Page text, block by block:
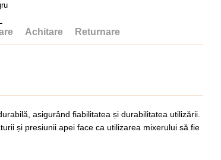
Achitare Returnare
asigurând fiabilitatea și durabilitatea utilizării.
și presiunii apei face ca utilizarea mixerului să fie